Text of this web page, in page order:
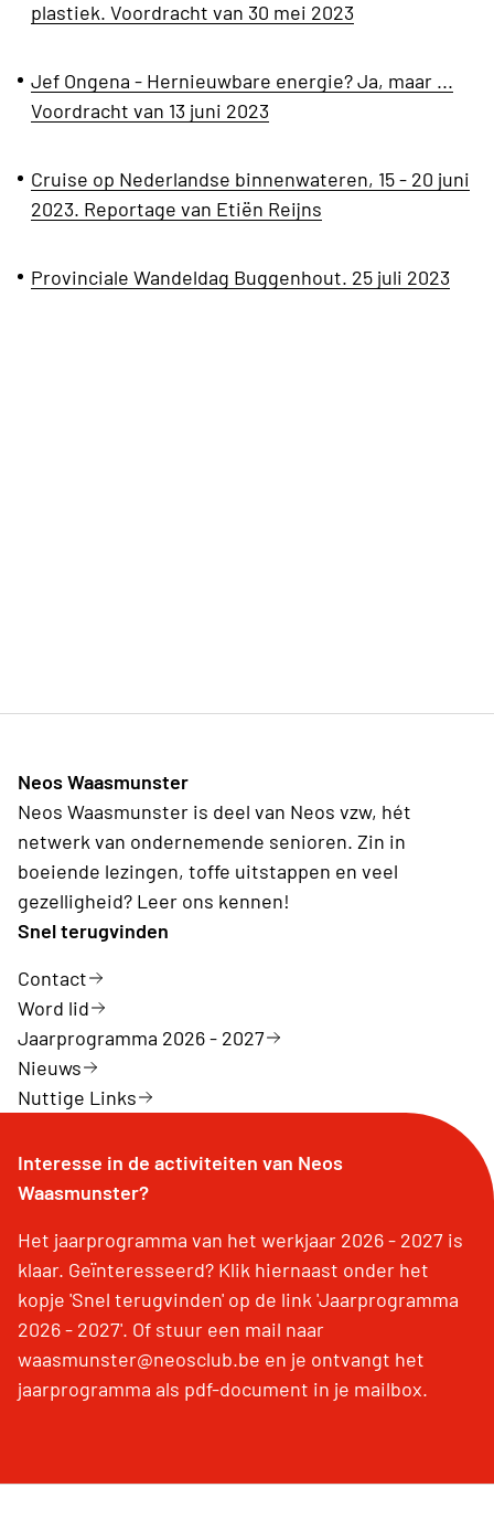
plastiek. Voordracht van 30 mei 2023
Jef Ongena - Hernieuwbare energie? Ja, maar ...
Voordracht van 13 juni 2023
Cruise op Nederlandse binnenwateren, 15 - 20 juni
2023. Reportage van Etiën Reijns
Provinciale Wandeldag Buggenhout. 25 juli 2023
Neos Waasmunster
Neos Waasmunster is deel van Neos vzw, hét
netwerk van ondernemende senioren. Zin in
boeiende lezingen, toffe uitstappen en veel
gezelligheid? Leer ons kennen!
Snel terugvinden
Contact
Word lid
Jaarprogramma 2026 - 2027
Nieuws
Nuttige Links
Interesse in de activiteiten van Neos
Waasmunster?
Het jaarprogramma van het werkjaar 2026 - 2027 is
klaar. Geïnteresseerd? Klik hiernaast onder het
kopje 'Snel terugvinden' op de link 'Jaarprogramma
2026 - 2027'. Of stuur een mail naar
waasmunster@neosclub.be en je ontvangt het
jaarprogramma als pdf-document in je mailbox.